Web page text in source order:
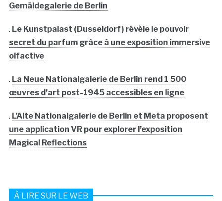
Gemäldegalerie de Berlin
. Le Kunstpalast (Dusseldorf) révèle le pouvoir
secret du parfum grâce à une exposition immersive
olfactive
. La Neue Nationalgalerie de Berlin rend 1 500
œuvres d’art post-1945 accessibles en ligne
. L’Alte Nationalgalerie de Berlin et Meta proposent
une application VR pour explorer l’exposition
Magical Reflections
À LIRE SUR LE WEB